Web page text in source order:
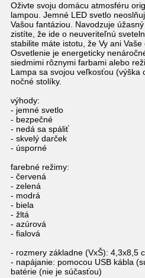
Oživte svoju domácu atmosféru
lampou. Jemné LED svetlo
Vašou fantáziou. Navodzuje
zistíte, že ide o neuveriteľnú
stabilite máte istotu, že Vy ani
Osvetlenie je energeticky
siedmimi rôznymi farbami alebo
Lampa sa svojou veľkosťou (výška
nočné stolíky.
výhody:
- jemné svetlo
- bezpečné
- nedá sa spáliť
- skvelý darček
- úsporné
farebné režimy:
- červená
- zelená
- modrá
- biela
- žltá
- azúrová
- fialová
- rozmery základne (VxŠ): 4,3x8,5
- napájanie: pomocou USB kábla
batérie (nie je súčasťou)